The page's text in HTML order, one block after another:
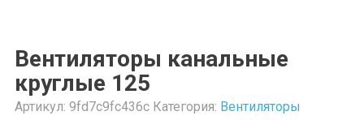
Вентиляторы канальные
круглые 125
Артикул: 9fd7c9fc436c Категория: Вентиляторы